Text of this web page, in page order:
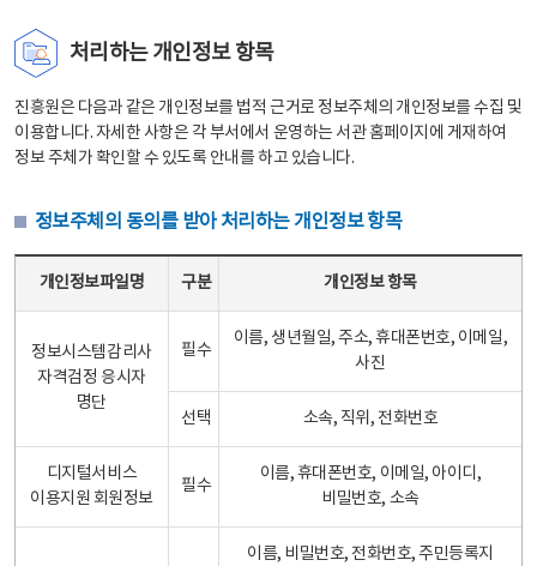
처리하는 개인정보 항목
진흥원은 다음과 같은 개인정보를 법적 근거로 정보주체의 개인정보를 수집 및
이용합니다. 자세한 사항은 각 부서에서 운영하는 서관 홈페이지에 게재하여
정보 주체가 확인할 수 있도록 안내를 하고 있습니다.
정보주체의 동의를 받아 처리하는 개인정보 항목
개인정보파일명 구분 개인정보 항목
정보시스템감리사
자격검정 응시자
명단
필수
이름, 생년월일, 주소, 휴대폰번호, 이메일,
사진
선택 소속, 직위, 전화번호
디지털서비스
이용지원 회원정보
필수
이름, 휴대폰번호, 이메일, 아이디,
비밀번호, 소속
이름, 비밀번호, 전화번호, 주민등록지